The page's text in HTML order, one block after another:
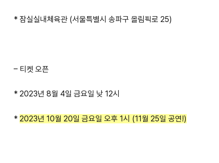
* 잠실실내체육관 (서울특별시 송파구 올림픽로 25)
– 티켓 오픈
* 2023년 8월 4일 금요일 낮 12시
* 2023년 10월 20일 금요일 오후 1시 (11월 25일 공연!)